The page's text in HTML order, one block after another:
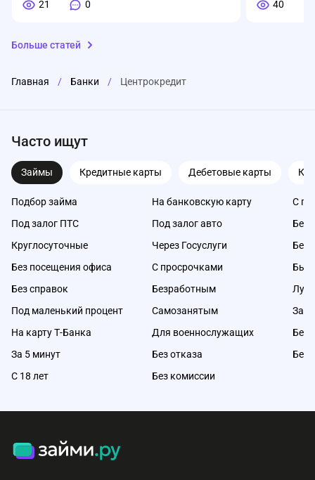
21 0
40
Больше статей
Главная / Банки / Центрокредит
Часто ищут
Займы Кредитные карты Дебетовые карты
Подбор займа
Под залог ПТС
Круглосуточные
Без посещения офиса
Без справок
Под маленький процент
На карту Т-Банка
За 5 минут
С 18 лет
На банковскую карту
Под залог авто
Через Госуслуги
С просрочками
Безработным
Самозанятым
Для военнослужащих
Без отказа
Без комиссии
С
Без
Без
Без
Без